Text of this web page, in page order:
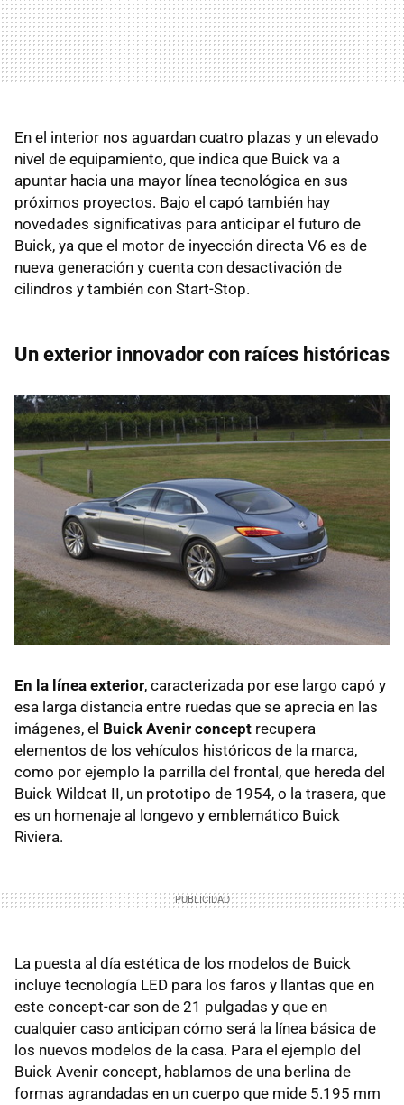
En el interior nos aguardan cuatro plazas y un elevado
nivel de equipamiento, que indica que Buick va a
apuntar hacia una mayor línea tecnológica en sus
próximos proyectos. Bajo el capó también hay
novedades significativas para anticipar el futuro de
Buick, ya que el motor de inyección directa V6 es de
nueva generación y cuenta con desactivación de
cilindros y también con Start-Stop.
Un exterior innovador con raíces históricas
En la línea exterior, caracterizada por ese largo capó y
esa larga distancia entre ruedas que se aprecia en las
imágenes, el Buick Avenir concept recupera
elementos de los vehículos históricos de la marca,
como por ejemplo la parrilla del frontal, que hereda del
Buick Wildcat II, un prototipo de 1954, o la trasera, que
es un homenaje al longevo y emblemático Buick
Riviera.
La puesta al día estética de los modelos de Buick
incluye tecnología LED para los faros y llantas que en
este concept-car son de 21 pulgadas y que en
cualquier caso anticipan cómo será la línea básica de
los nuevos modelos de la casa. Para el ejemplo del
Buick Avenir concept, hablamos de una berlina de
formas agrandadas en un cuerpo que mide 5.195 mm